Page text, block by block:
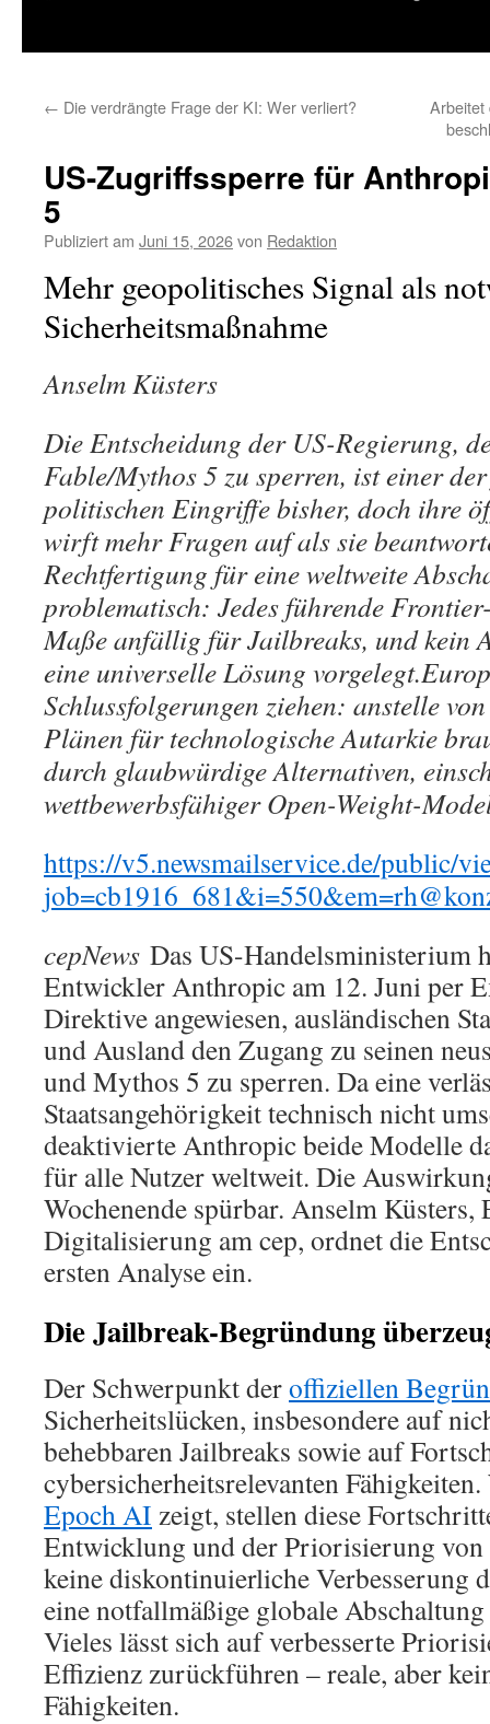
← Die verdrängte Frage der KI: Wer verliert?
Arbeitet
US-Zugriffssperre für
5
Publiziert am Juni 15, 2026von Redaktion
Mehr geopolitisches Signal als
Sicherheitsmaßnahme
Anselm Küsters
Die Entscheidung der US-Regierung,
Fable/Mythos 5 zu sperren, ist einer
politischen Eingriffe bisher, doch ihre
wirft mehr Fragen auf als sie
Rechtfertigung für eine weltweite
problematisch: Jedes führende
Maße anfällig für Jailbreaks, und kein
eine universelle Lösung vorgelegt.
Schlussfolgerungen ziehen: anstelle
Plänen für technologische Autarkie
durch glaubwürdige Alternativen,
wettbewerbsfähiger Open-Weight-
https://v5.newsmailservice.de/public/
cepNews Das US-Handelsministerium
Entwickler Anthropic am 12. Juni per
Direktive angewiesen, ausländischen
und Ausland den Zugang zu seinen
und Mythos 5 zu sperren. Da eine
Staatsangehörigkeit technisch nicht
deaktivierte Anthropic beide Modelle
für alle Nutzer weltweit. Die
Wochenende spürbar. Anselm
Digitalisierung am cep, ordnet die
ersten Analyse ein.
Die Jailbreak-Begründung
Der Schwerpunkt deroffiziellen
Sicherheitslücken, insbesondere auf
behebbaren Jailbreaks sowie auf
cybersicherheitsrelevanten
Epoch AI zeigt, stellen diese
Entwicklung und der Priorisierung von
keine diskontinuierliche Verbesserung
eine notfallmäßige globale
Vieles lässt sich auf verbesserte
Effizienz zurückführen – reale, aber
Fähigkeiten.